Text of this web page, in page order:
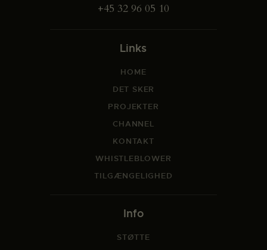
+45 32 96 05 10
Links
HOME
DET SKER
PROJEKTER
CHANNEL
KONTAKT
WHISTLEBLOWER
TILGÆNGELIGHED
Info
STØTTE